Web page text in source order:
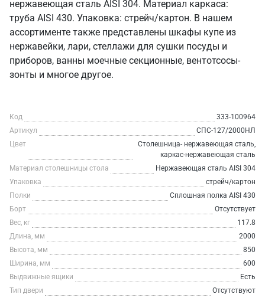
нержавеющая сталь AISI 304. Материал каркаса:
труба AISI 430. Упаковка: стрейч/картон. В нашем
ассортименте также представлены шкафы купе из
нержавейки, лари, стеллажи для сушки посуды и
приборов, ванны моечные секционные, вентотсосы-
зонты и многое другое.
Код
333-100964
Артикул
СПС-127/2000НЛ
Цвет
Столешница- нержавеющая сталь,
каркас-нержавеющая сталь
Материал столешницы стола
Нержавеющая сталь AISI 304
Упаковка
стрейч/картон
Полки
Сплошная полка AISI 430
Борт
Отсутствует
Вес, кг
117.8
Длина, мм
2000
Высота, мм
850
Ширина, мм
600
Выдвижные ящики
Есть
Тип двери
Отсутствуют